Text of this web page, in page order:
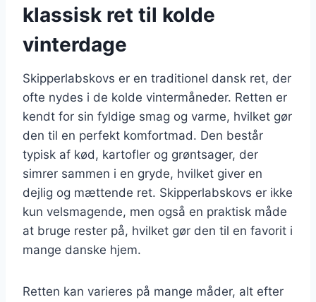
klassisk ret til kolde
vinterdage
Skipperlabskovs er en traditionel dansk ret, der
ofte nydes i de kolde vintermåneder. Retten er
kendt for sin fyldige smag og varme, hvilket gør
den til en perfekt komfortmad. Den består
typisk af kød, kartofler og grøntsager, der
simrer sammen i en gryde, hvilket giver en
dejlig og mættende ret. Skipperlabskovs er ikke
kun velsmagende, men også en praktisk måde
at bruge rester på, hvilket gør den til en favorit i
mange danske hjem.
Retten kan varieres på mange måder, alt efter